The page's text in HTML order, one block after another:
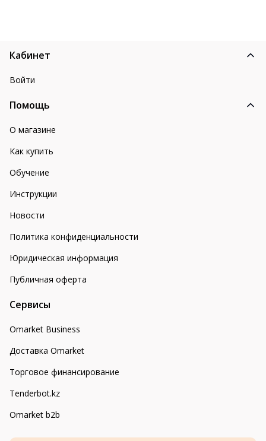
Кабинет
Войти
Помощь
О магазине
Как купить
Обучение
Инструкции
Новости
Политика конфиденциальности
Юридическая информация
Публичная оферта
Сервисы
Omarket Business
Доставка Omarket
Торговое финансирование
Tenderbot.kz
Omarket b2b